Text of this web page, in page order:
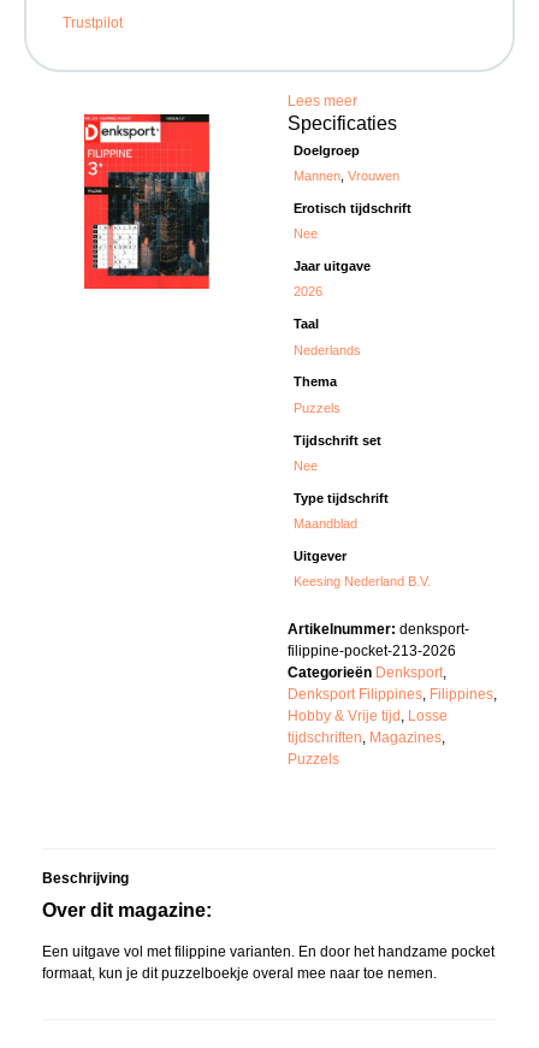
Lees meer
Specificaties
Doelgroep
Mannen ,Vrouwen
Erotisch tijdschrift
Nee
Jaar uitgave
2026
Taal
Nederlands
Thema
Puzzels
Tijdschrift set
Nee
Type tijdschrift
Maandblad
Uitgever
Keesing Nederland B.V.
Artikelnummer: denksport-
filippine-pocket-213-2026
Categorieën Denksport
Denksport Filippines Filippines
Hobby & Vrije tijd Losse
tijdschriften Magazines
Puzzels
Beschrijving
Over dit magazine:
Een uitgave vol met filippine varianten. En door het handzame pocket
formaat, kun je dit puzzelboekje overal mee naar toe nemen.
Trustpilot